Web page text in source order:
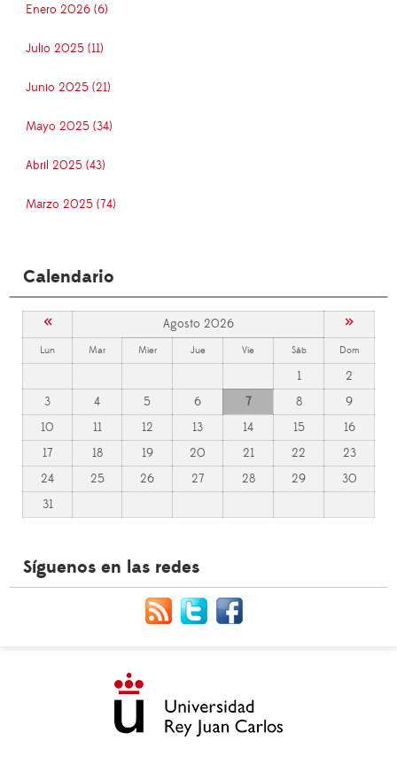
Enero 2026 (6)
Julio 2025 (11)
Junio 2025 (21)
Mayo 2025 (34)
Abril 2025 (43)
Marzo 2025 (74)
Calendario
« Agosto 2026 »
Lun Mar Mier Jue Vie Sáb Dom
1
2
3
4 5 6 7 8
9
10
11 12 13 14 15
16
17
18 19 20 21 22
23
24
25 26 27 28 29
30
31
Síguenos en las redes